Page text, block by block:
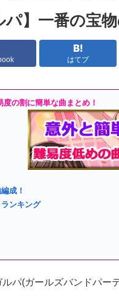
パ】一番の宝
はてブ
の割に簡単な曲まとめ！
成！
ンキング
パ(ガールズバンドパー